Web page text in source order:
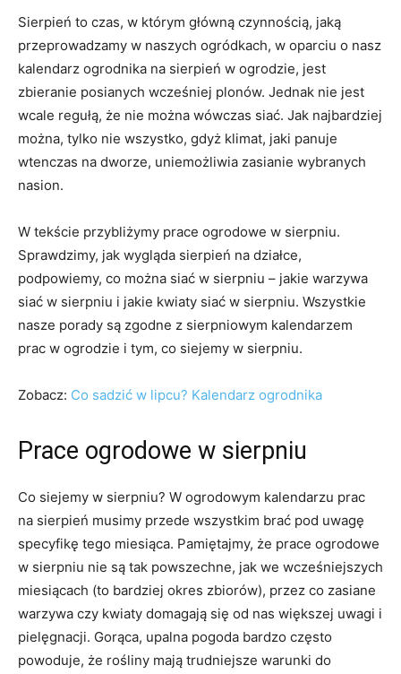
Sierpień to czas, w którym główną czynnością, jaką
przeprowadzamy w naszych ogródkach, w oparciu o nasz
kalendarz ogrodnika na sierpień w ogrodzie, jest
zbieranie posianych wcześniej plonów. Jednak nie jest
wcale regułą, że nie można wówczas siać. Jak najbardziej
można, tylko nie wszystko, gdyż klimat, jaki panuje
wtenczas na dworze, uniemożliwia zasianie wybranych
nasion.
W tekście przybliżymy prace ogrodowe w sierpniu.
Sprawdzimy, jak wygląda sierpień na działce,
podpowiemy, co można siać w sierpniu – jakie warzywa
siać w sierpniu i jakie kwiaty siać w sierpniu. Wszystkie
nasze porady są zgodne z sierpniowym kalendarzem
prac w ogrodzie i tym, co siejemy w sierpniu.
Zobacz: Co sadzić w lipcu? Kalendarz ogrodnika
Prace ogrodowe w sierpniu
Co siejemy w sierpniu? W ogrodowym kalendarzu prac
na sierpień musimy przede wszystkim brać pod uwagę
specyfikę tego miesiąca. Pamiętajmy, że prace ogrodowe
w sierpniu nie są tak powszechne, jak we wcześniejszych
miesiącach (to bardziej okres zbiorów), przez co zasiane
warzywa czy kwiaty domagają się od nas większej uwagi i
pielęgnacji. Gorąca, upalna pogoda bardzo często
powoduje, że rośliny mają trudniejsze warunki do